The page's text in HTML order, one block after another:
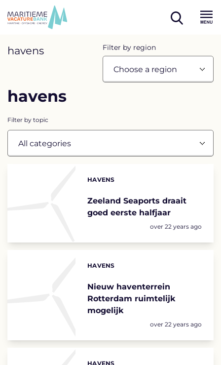
open
Overview
containing
news
articles
havens Filter by region
havens
Filter by topic
Zeeland Seaports draait
goed eerste halfjaar
Categories:
HAVENS
Posted:
over 22 years ago
Nieuw haventerrein
Rotterdam ruimtelijk
mogelijk
Categories:
HAVENS
Posted:
over 22 years ago
HAVENS